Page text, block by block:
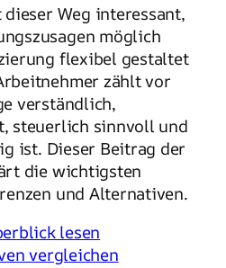
Weg interessant,
möglich
flexibel gestaltet
zählt vor
verständlich,
steuerlich sinnvoll und
ist. Dieser Beitrag der
die wichtigsten
und Alternativen.
lesen
vergleichen